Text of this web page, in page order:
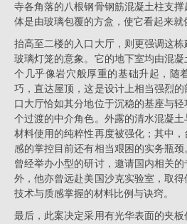
寺各角落的八根钢骨钢筋混凝土柱支
体是由玻璃包覆的方盒，使它看起来就
抬高至二楼的入口大厅，则更强调这
玻璃灯笼的意象。它的地下室均由混
个几乎像岩穴般厚重的基础升起，随
巧，直达屋顶，这是设计上相当强烈
口大厅恰如其分地位于沉稳的基座与
个过渡的中介角色。外露的清水混凝
材料使用的纯粹性再度被强化；其中
感的掌控目前还有相当艰困的实务瓶
曾经举办小型的研讨，邀请国内相关
外，他亦曾远赴美国沙克实验室，取
技术与质感掌握的材料比例与诀窍。
最后，此案决定采用有光华表面的夹